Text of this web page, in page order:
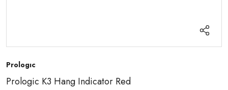
Prologıc
Prologic K3 Hang Indicator Red